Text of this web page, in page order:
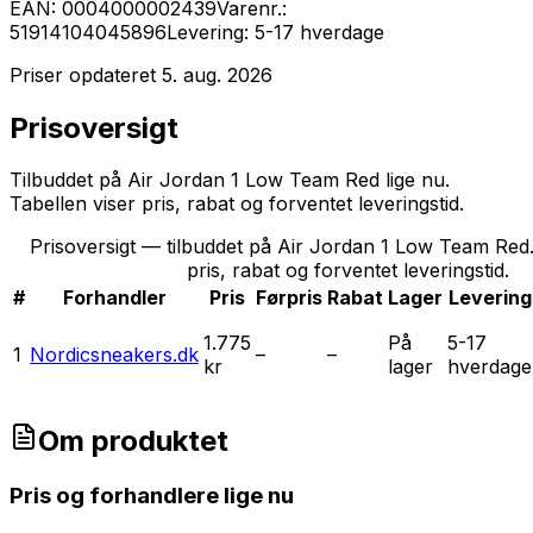
EAN: 0004000002439Varenr.:
51914104045896Levering: 5-17 hverdage
Priser opdateret 5. aug. 2026
Prisoversigt
Tilbuddet på Air Jordan 1 Low Team Red lige nu.
Tabellen viser pris, rabat og forventet leveringstid.
Prisoversigt — tilbuddet på Air Jordan 1 Low Team
pris, rabat og forventet leveringstid.
#
Forhandler Pris Førpris Rabat Lager Levering
1 Nordicsneakers.dk 1.775
kr
– –
På
lager
5-17
hverdage
Om produktet
Pris og forhandlere lige nu